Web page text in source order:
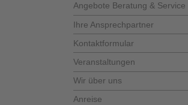
Angebote Beratung & Service
Ihre Ansprechpartner
Kontaktformular
Veranstaltungen
Wir über uns
Anreise